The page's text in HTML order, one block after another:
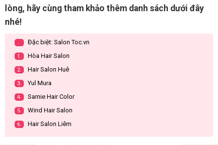
lòng, hãy cùng tham khảo thêm danh sách dưới đây
nhé!
. Đặc biệt: Salon Toc.vn
1. Hòa Hair Salon
2. Hair Salon Huê
3. Yul Mura
4. Samie Hair Color
5. Wind Hair Salon
6. Hair Salon Liêm